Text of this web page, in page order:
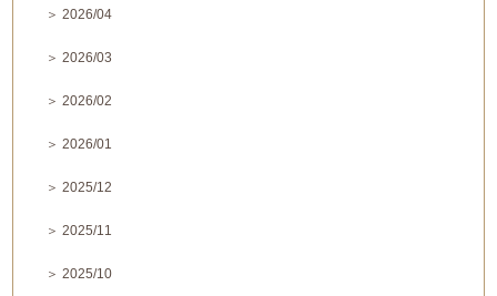
＞ 2026/04
＞ 2026/03
＞ 2026/02
＞ 2026/01
＞ 2025/12
＞ 2025/11
＞ 2025/10